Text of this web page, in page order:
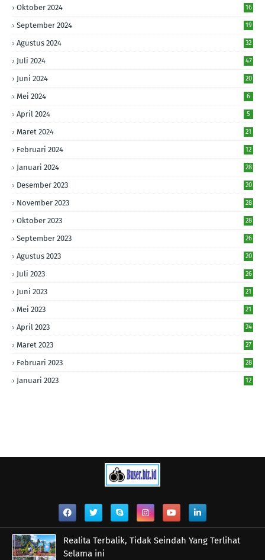
Oktober 2024 16
September 2024 19
Agustus 2024 32
Juli 2024 47
Juni 2024 20
Mei 2024 6
April 2024 5
Maret 2024 21
Februari 2024 12
Januari 2024 28
Desember 2023 20
November 2023 28
Oktober 2023 28
September 2023 26
Agustus 2023 20
Juli 2023 26
Juni 2023 21
Mei 2023 21
April 2023 24
Maret 2023 27
Februari 2023 28
Januari 2023 12
Realita Terbalik, Tidak Seindah Yang Terlihat
Selama ini